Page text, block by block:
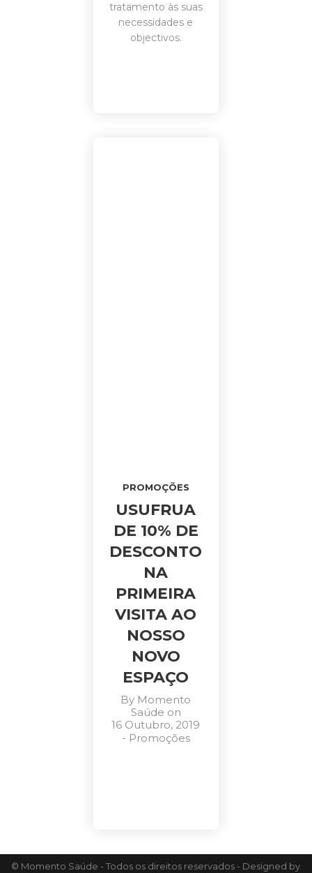
tratamento às suas
necessidades e
objectivos.
PROMOÇÕES
USUFRUA
DE 10% DE
DESCONTO
NA
PRIMEIRA
VISITA AO
NOSSO
NOVO
ESPAÇO
By Momento
Saúde on
16 Outubro, 2019
- Promoções
© Momento Saúde - Todos os direitos reservados - Designed by